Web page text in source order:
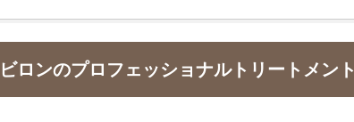
ロンのプロフェッショナルトリートメント